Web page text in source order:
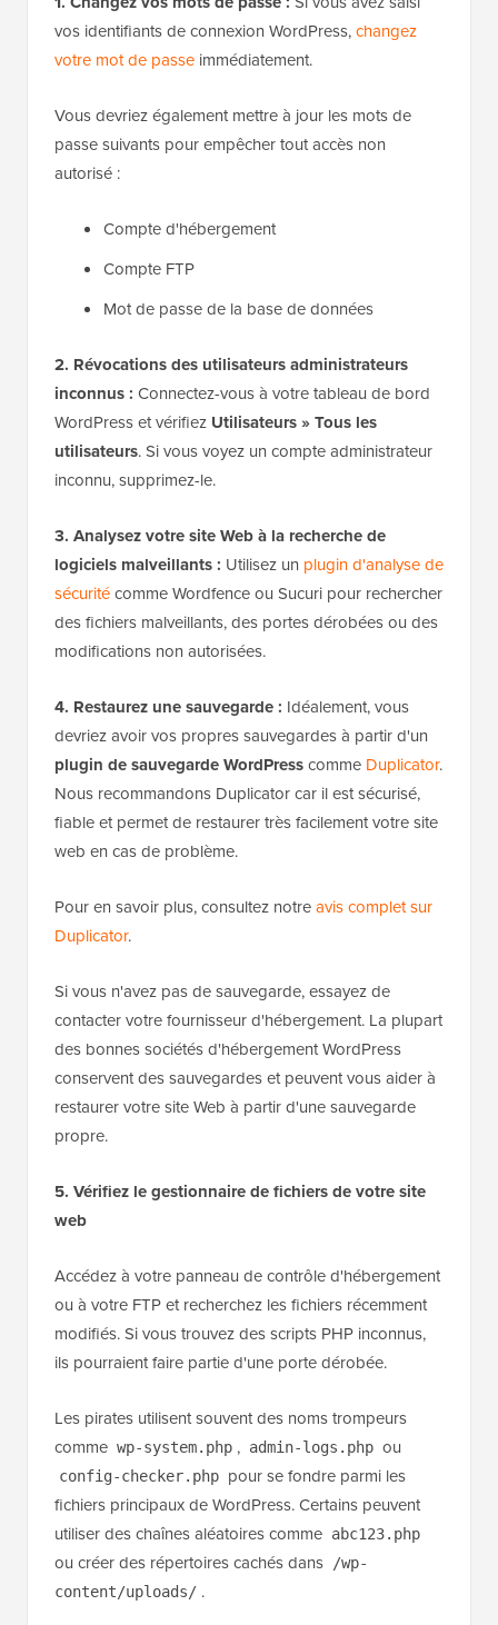
vos identifiants de connexion WordPress,changez
votre mot de passe immédiatement.
Vous devriez également mettre à jour les mots de
passe suivants pour empêcher tout accès non
autorisé :
Compte d'hébergement
Compte FTP
Mot de passe de la base de données
2. Révocations des utilisateurs administrateurs
inconnus : Connectez-vous à votre tableau de bord
WordPress et vérifiez Utilisateurs » Tous les
utilisateurs. Si vous voyez un compte administrateur
inconnu, supprimez-le.
3. Analysez votre site Web à la recherche de
logiciels malveillants : Utilisez un plugin d'analyse de
sécuritécomme Wordfence ou Sucuri pour rechercher
des fichiers malveillants, des portes dérobées ou des
modifications non autorisées.
4. Restaurez une sauvegarde : Idéalement, vous
devriez avoir vos propres sauvegardes à partir d'un
plugin de sauvegarde WordPresscomme Duplicator.
Nous recommandons Duplicator car il est sécurisé,
fiable et permet de restaurer très facilement votre site
web en cas de problème.
Pour en savoir plus, consultez notreavis complet sur
Duplicator.
Si vous n'avez pas de sauvegarde, essayez de
contacter votre fournisseur d'hébergement. La plupart
des bonnes sociétés d'hébergement WordPress
conservent des sauvegardes et peuvent vous aider à
restaurer votre site Web à partir d'une sauvegarde
propre.
5. Vérifiez le gestionnaire de fichiers de votre site
web
Accédez à votre panneau de contrôle d'hébergement
ou à votre FTP et recherchez les fichiers récemment
modifiés. Si vous trouvez des scripts PHP inconnus,
ils pourraient faire partie d'une porte dérobée.
Les pirates utilisent souvent des noms trompeurs
comme wp-system.php , admin-logs.php ou
config-checker.php pour se fondre parmi les
fichiers principaux de WordPress. Certains peuvent
utiliser des chaînes aléatoires comme abc123.php
ou créer des répertoires cachés dans
/wp-
content/uploads/ .